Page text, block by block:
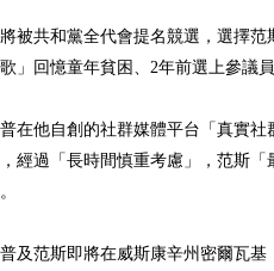
被共和黨全代會提名競選，選擇
」回憶童年貧困、2年前選上參議員
普在他自創的社群媒體平台「真實社
經過「長時間慎重考慮」，范斯
普及范斯即將在威斯康辛州密爾瓦基